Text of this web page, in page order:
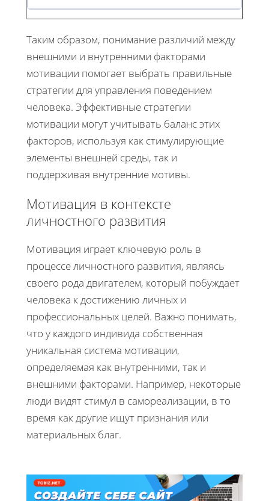
Таким образом, понимание различий между
внешними и внутренними факторами
мотивации помогает выбрать правильные
стратегии для управления поведением
человека. Эффективные стратегии
мотивации могут учитывать баланс этих
факторов, используя как стимулирующие
элементы внешней среды, так и
поддерживая внутренние мотивы.
Мотивация в контексте
личностного развития
Мотивация играет ключевую роль в
процессе личностного развития, являясь
своего рода двигателем, который побуждает
человека к достижению личных и
профессиональных целей. Важно понимать,
что у каждого индивида собственная
уникальная система мотивации,
определяемая как внутренними, так и
внешними факторами. Например, некоторые
люди видят стимул в самореализации, в то
время как другие ищут признания или
материальных благ.